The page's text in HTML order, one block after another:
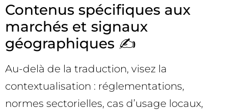
Contenus spécifiques aux
marchés et signaux
géographiques ✍️
Au-delà de la traduction, visez la
contextualisation : réglementations,
normes sectorielles, cas d’usage locaux,